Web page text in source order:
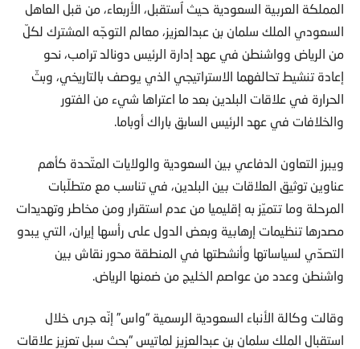
المملكة العربية السعودية حيث اُستقبل، الأربعاء، من قبل العاهل
السعودي الملك سلمان بن عبدالعزيز، معالم التوجّه المشترك لكلّ
من الرياض وواشنطن في عهد إدارة الرئيس دونالد ترامب، نحو
إعادة تنشيط تحالفهما الاستراتيجي الذي يوصف بالتاريخي، وبثّ
الحرارة في علاقات البلدين بعد ما اعتراها شيء من الفتور
والخلافات في عهد الرئيس السابق باراك أوباما.
ويبرز التعاون الدفاعي بين السعودية والولايات المتّحدة كأهم
عناوين توثيق العلاقات بين البلدين، في تناسب مع متطلّبات
المرحلة وما تتميّز به إقليميا من عدم استقرار ومن مخاطر وتهديدات
مصدرها تنظيمات إرهابية وبعض الدول على رأسها إيران، التي يبدو
التصدّي لسياساتها وأنشطتها في المنطقة محور نقاش بين
واشنطن وعدد من عواصم الخليج من ضمنها الرياض.
وقالت وكالة الأنباء السعودية الرسمية “واس” إنّه جرى خلال
استقبال الملك سلمان بن عبدالعزيز لماتيس “بحث سبل تعزيز علاقات